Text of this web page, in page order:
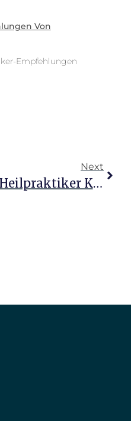
Von
Empfehlungen
Next
Heilpraktiker Kosten: Wertvolle Investition In Ihr Wohlbefinden